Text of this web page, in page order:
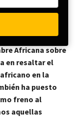
de 2023
2023 daba
Africana sobre
en resaltar el
en la
ha puesto
freno al
aquellas